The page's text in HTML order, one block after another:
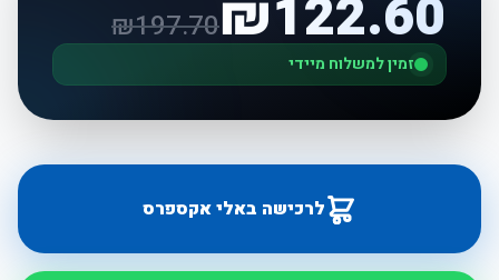
₪122.60
₪197.70
זמין למשלוח מיידי
לרכישה באלי אקספרס